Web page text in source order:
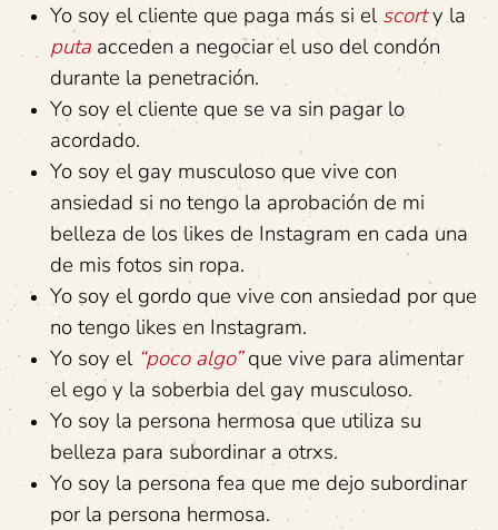
Yo soy el cliente que paga más si elscorty la
puta acceden a negociar el uso del condón
durante la penetración.
Yo soy el cliente que se va sin pagar lo
acordado.
Yo soy el gay musculoso que vive con
ansiedad si no tengo la aprobación de mi
belleza de los likes de Instagram en cada una
de mis fotos sin ropa.
Yo soy el gordo que vive con ansiedad por que
no tengo likes en Instagram.
Yo soy el“poco algo”que vive para alimentar
el ego y la soberbia del gay musculoso.
Yo soy la persona hermosa que utiliza su
belleza para subordinar a otrxs.
Yo soy la persona fea que me dejo subordinar
por la persona hermosa.